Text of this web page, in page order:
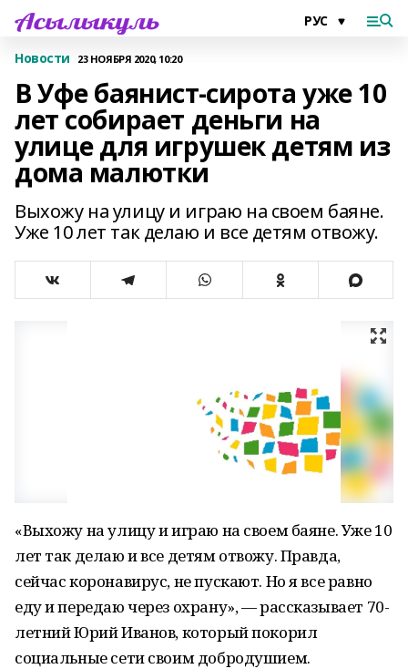
Новости 23 НОЯБРЯ 2020, 10:20
В Уфе баянист-сирота уже 10
лет собирает деньги на
улице для игрушек детям из
дома малютки
Выхожу на улицу и играю на своем баяне.
Уже 10 лет так делаю и все детям отвожу.
«Выхожу на улицу и играю на своем баяне. Уже 10
лет так делаю и все детям отвожу. Правда,
сейчас коронавирус, не пускают. Но я все равно
еду и передаю через охрану», — рассказывает 70-
летний Юрий Иванов, который покорил
социальные сети своим добродушием.